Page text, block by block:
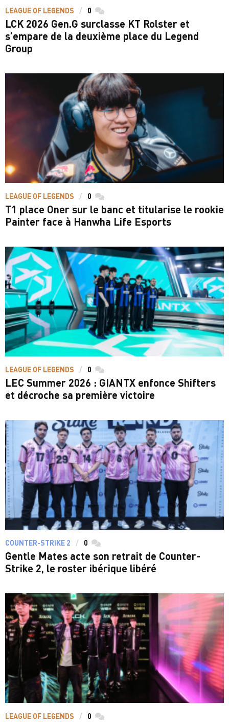
LEAGUE OF LEGENDS 0 commentaires
LCK 2026 Gen.G surclasse KT Rolster et
s'empare de la deuxième place du Legend
Group
LEAGUE OF LEGENDS 0 commentaires
T1 place Oner sur le banc et titularise le rookie
Painter face à Hanwha Life Esports
LEAGUE OF LEGENDS 0 commentaires
LEC Summer 2026 : GIANTX enfonce Shifters
et décroche sa première victoire
COUNTER-STRIKE 2 0 commentaires
Gentle Mates acte son retrait de Counter-
Strike 2, le roster ibérique libéré
LEAGUE OF LEGENDS 0 commentaires